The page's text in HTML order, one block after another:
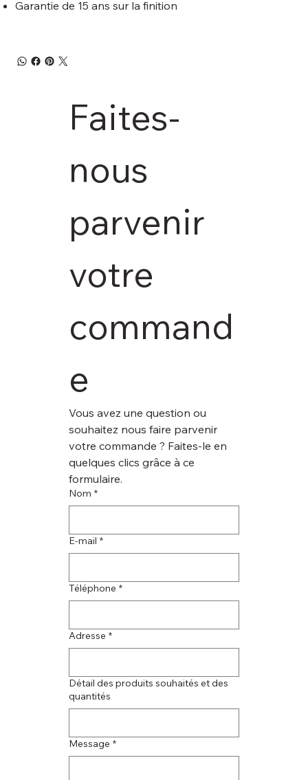
Garantie de 15 ans sur la finition
Faites-
nous
parvenir
votre
command
e
Vous avez une question ou
souhaitez nous faire parvenir
votre commande ? Faites-le en
quelques clics grâce à ce
formulaire.
Nom *
E‑mail *
Téléphone *
Adresse *
Détail des produits souhaités et des
quantités
Message *